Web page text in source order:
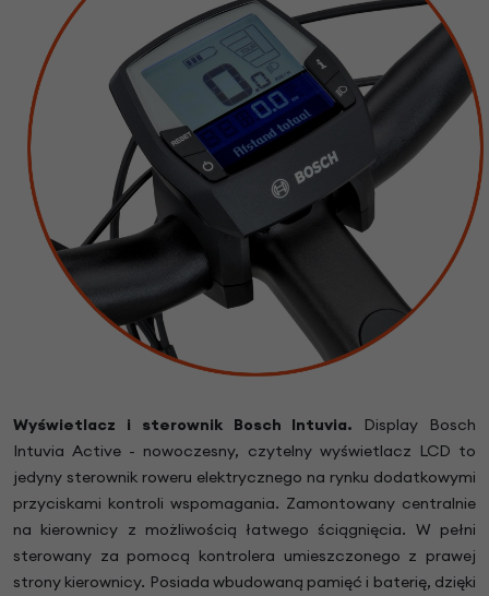
Wyświetlacz i sterownik Bosch Intuvia. Display Bosch
Intuvia Active - nowoczesny, czytelny wyświetlacz LCD to
jedyny sterownik roweru elektrycznego na rynku dodatkowymi
przyciskami kontroli wspomagania. Zamontowany centralnie
na kierownicy z możliwością łatwego ściągnięcia. W pełni
sterowany za pomocą kontrolera umieszczonego z prawej
strony kierownicy. Posiada wbudowaną pamięć i baterię, dzięki